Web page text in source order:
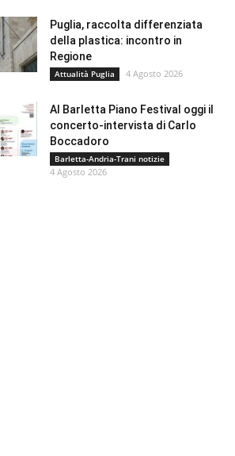
Puglia, raccolta differenziata
della plastica: incontro in
Regione
Attualità Puglia 4 Agosto 2026
Al Barletta Piano Festival oggi il
concerto-intervista di Carlo
Boccadoro
Barletta-Andria-Trani notizie
4 Agosto 2026